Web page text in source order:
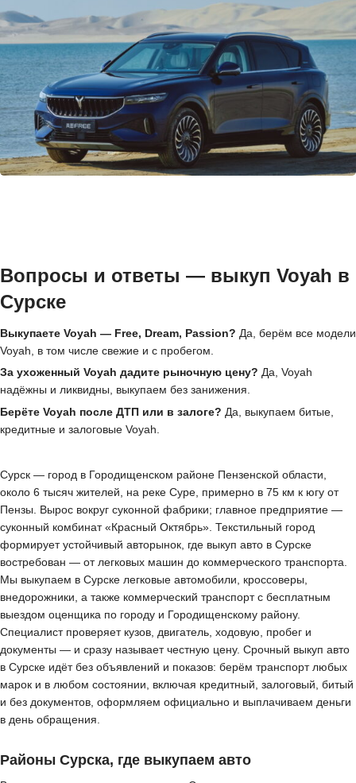
Вопросы и ответы — выкуп Voyah в
Сурске
Выкупаете Voyah — Free, Dream, Passion? Да, берём все модели
Voyah, в том числе свежие и с пробегом.
За ухоженный Voyah дадите рыночную цену? Да, Voyah
надёжны и ликвидны, выкупаем без занижения.
Берёте Voyah после ДТП или в залоге? Да, выкупаем битые,
кредитные и залоговые Voyah.
Сурск — город в Городищенском районе Пензенской области,
около 6 тысяч жителей, на реке Суре, примерно в 75 км к югу от
Пензы. Вырос вокруг суконной фабрики; главное предприятие —
суконный комбинат «Красный Октябрь». Текстильный город
формирует устойчивый авторынок, где выкуп авто в Сурске
востребован — от легковых машин до коммерческого транспорта.
Мы выкупаем в Сурске легковые автомобили, кроссоверы,
внедорожники, а также коммерческий транспорт с бесплатным
выездом оценщика по городу и Городищенскому району.
Специалист проверяет кузов, двигатель, ходовую, пробег и
документы — и сразу называет честную цену. Срочный выкуп авто
в Сурске идёт без объявлений и показов: берём транспорт любых
марок и в любом состоянии, включая кредитный, залоговый, битый
и без документов, оформляем официально и выплачиваем деньги
в день обращения.
Районы Сурска, где выкупаем авто